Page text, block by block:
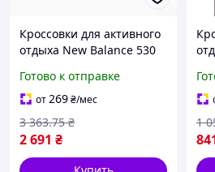
Кроссовки для активного
отдыха New Balance 530
для весенне-летнего
сезона
Готово к отправке
от269₴/мес
2 691 ₴
3 363.75 ₴ 1